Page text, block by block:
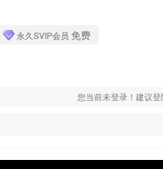
永久SVIP会员 免费
您当前未登录！建议